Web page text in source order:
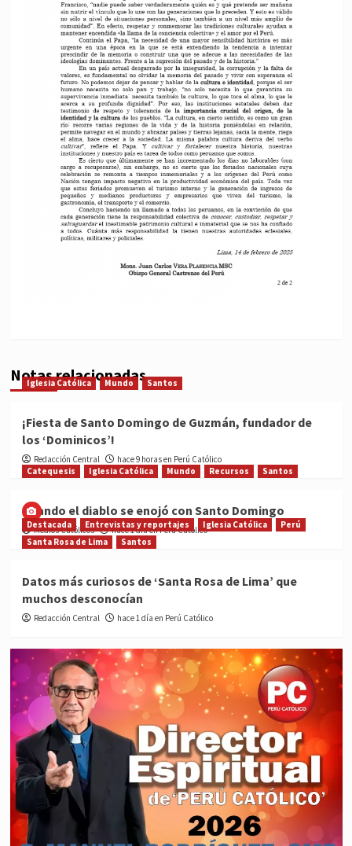
Notas relacionadas
Iglesia Católica Mundo Santos
¡Fiesta de Santo Domingo de Guzmán, fundador de
los ‘Dominicos’!
Redacción Central
hace 9 horas en Perú Católico
Catequesis
Iglesia Católica Mundo Recursos Santos
Cuando el diablo se enojó con Santo Domingo
Medios Católicos hace 1 día en Perú Católico
Destacada Entrevistas y reportajes Iglesia Católica
Perú
Santa Rosa de Lima
Santos
Datos más curiosos de ‘Santa Rosa de Lima’ que
muchos desconocían
Redacción Central hace 1 día en Perú Católico